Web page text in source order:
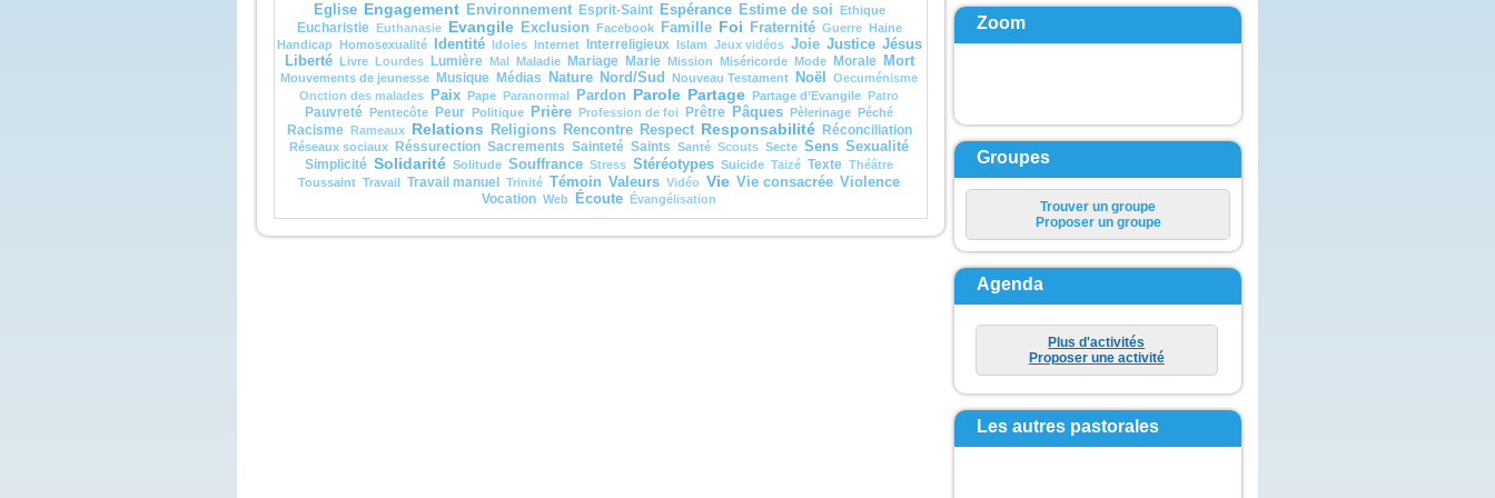
voix disait :
« Celui-ci est mon Fils bien-
aimé,
en qui je trouve ma joie :
écoutez-le ! »
Quand ils entendirent cela,
les disciples tombèrent face
contre terre
et furent saisis d’une grande
crainte.
Jésus s’approcha, les
toucha et leur dit :
« Relevez-vous et soyez
sans crainte ! »
Levant les yeux,
Eglise Engagement Environnement Esprit-Saint Espérance Estime de soi Ethique
Eucharistie Euthanasie Evangile Exclusion Facebook Famille Foi Fraternité Guerre Haine
Handicap Homosexualité Identité Idoles Internet Interreligieux Islam Jeux vidéos Joie Justice Jésus
Liberté Livre Lourdes Lumière Mal Maladie Mariage Marie Mission Miséricorde Mode Morale Mort
Mouvements de jeunesse Musique Médias Nature Nord/Sud Nouveau Testament Noël
Oecuménisme
Onction des malades
Paix Pape Paranormal Pardon Parole Partage Partage d’Evangile Patro
Pauvreté Pentecôte Peur Politique Prière Profession de foi Prêtre Pâques Pèlerinage Péché
Racisme Rameaux Relations Religions Rencontre Respect Responsabilité Réconciliation
Réseaux sociaux Réssurection Sacrements Sainteté Saints Santé Scouts Secte Sens Sexualité
Simplicité Solidarité Solitude Souffrance Stress Stéréotypes Suicide Taizé Texte Théâtre
Toussaint Travail Travail manuel Trinité Témoin Valeurs Vidéo Vie Vie consacrée Violence
Vocation Web Écoute Évangélisation
Zoom
Groupes
Trouver un groupe
Proposer un groupe
Agenda
Plus d'activités
Proposer une activité
Les autres pastorales